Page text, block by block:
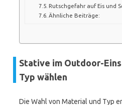
Rutschgefahr auf Eis und
Ähnliche Beiträge:
Stative im Outdoor-
Typ wählen
Die Wahl von Material und Typ